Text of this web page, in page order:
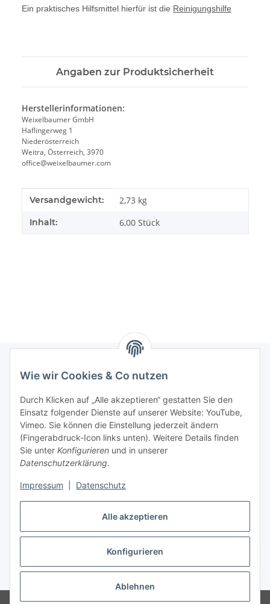
Alle akzeptieren
Konfigurieren
Ablehnen
Wie wir Cookies & Co nutzen
Durch Klicken auf „Alle akzeptieren“ gestatten Sie den
Einsatz folgender Dienste auf unserer Website: YouTube,
Vimeo. Sie können die Einstellung jederzeit ändern
(Fingerabdruck-Icon links unten). Weitere Details finden
Sie unter Konfigurieren und in unserer
Datenschutzerklärung.
Impressum Datenschutz
Ein praktisches Hilfsmittel hierfür ist die Reinigungshilfe
Angaben zur Produktsicherheit
Herstellerinformationen:
Weixelbaumer GmbH
Haflingerweg 1
Niederösterreich
Weitra, Österreich, 3970
office@weixelbaumer.com
Produkteigenschaft
Wert
Versandgewicht: 2,73 kg
Inhalt: 6,00 Stück
Gesetzliche Informationen
Starke Marken
GARTLER
Vertrag widerrufen
* Alle Preise inkl. gesetzlicher USt., zzgl.Versand